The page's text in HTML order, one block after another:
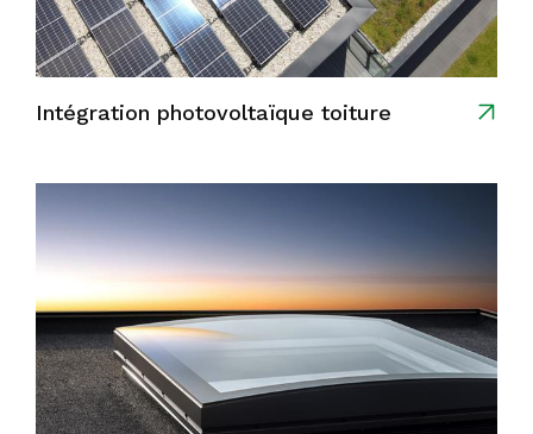
Intégration photovoltaïque toiture